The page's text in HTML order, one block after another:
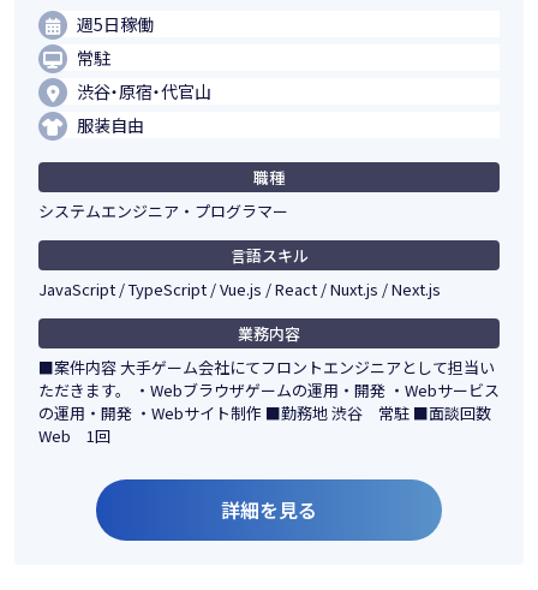
週5日稼働
常駐
渋谷・原宿・代官山
服装自由
職種
システムエンジニア・プログラマー
言語スキル
JavaScript / TypeScript / Vue.js / React / Nuxt.js / Next.js
業務内容
■案件内容 大手ゲーム会社にてフロントエンジニアとして担当い
ただきます。 ・Webブラウザゲームの運用・開発 ・Webサービス
の運用・開発 ・Webサイト制作 ■勤務地 渋谷 常駐 ■面談回数
Web 1回
詳細を見る